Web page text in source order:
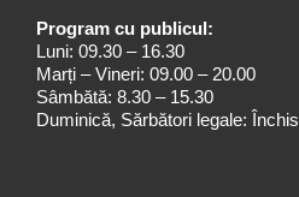
Program cu publicul:
Luni: 09.30 – 16.30
Marți – Vineri: 09.00 – 20.00
Sâmbătă: 8.30 – 15.30
Duminică, Sărbători legale: Închis